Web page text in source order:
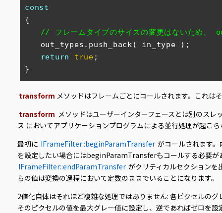
const
{
// フレームタイプのサイズの変更はないため
out_types.push_back( in_type );
return
true ;
}
transform メソッドはフレームごとにコールされます。これは
transform メソッドはユーザーインターフェースとは別のスレ
ス においてアプリケーションプログラムによる並行処理が起こ
最初に IFrameFilter::beginParamTransfer がコールされます
を設定したい場合にはbeginParamTransferもコールする必要が
IFrameFilter::endParamTransfer がクリティカルセクション
らの値は変換の過程において定数のままでいることになります。
2値化自体はそれほど複雑な処理ではありません: 各ピクセルの
そのピクセルの値を最大グレー値に設定し、逆であればゼロを設